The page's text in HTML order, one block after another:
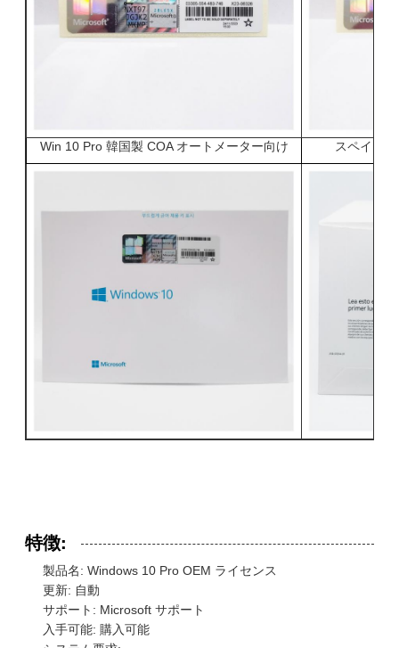
メッセージ
Win 10 Pro 韓国製 COA オートメーター向け スペイン
特徴:
製品名: Windows 10 Pro OEM ライセンス
更新: 自動
サポート: Microsoft サポート
入手可能: 購入可能